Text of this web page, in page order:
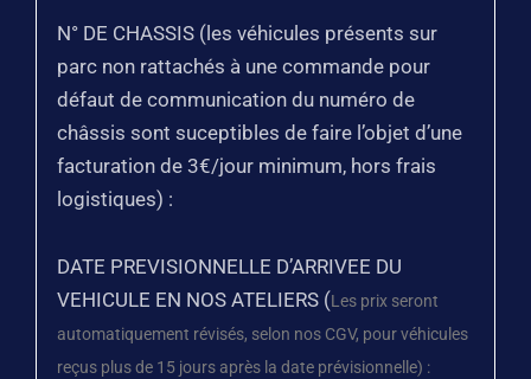
N° DE CHASSIS (les véhicules présents sur
parc non rattachés à une commande pour
défaut de communication du numéro de
châssis sont suceptibles de faire l’objet d’une
facturation de 3€/jour minimum, hors frais
logistiques) :
DATE PREVISIONNELLE D’ARRIVEE DU
VEHICULE EN NOS ATELIERS (Les prix seront
automatiquement révisés, selon nos CGV, pour véhicules
reçus plus de 15 jours après la date prévisionnelle) :